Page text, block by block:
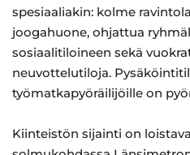
spesiaaliakin: kolme
joogahuone, ohjattua
sosiaalitiloineen sekä
neuvottelutiloja.
työmatkapyöräilijöille on
Kiinteistön sijainti on